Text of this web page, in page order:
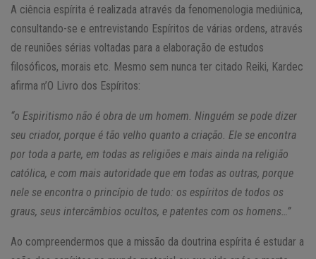
A ciência espírita é realizada através da fenomenologia mediúnica,
consultando-se e entrevistando Espíritos de várias ordens, através
de reuniões sérias voltadas para a elaboração de estudos
filosóficos, morais etc. Mesmo sem nunca ter citado Reiki, Kardec
afirma n’O Livro dos Espíritos:
“o Espiritismo não é obra de um homem. Ninguém se pode dizer
seu criador, porque é tão velho quanto a criação. Ele se encontra
por toda a parte, em todas as religiões e mais ainda na religião
católica, e com mais autoridade que em todas as outras, porque
nele se encontra o princípio de tudo: os espíritos de todos os
graus, seus intercâmbios ocultos, e patentes com os homens…”
Ao compreendermos que a missão da doutrina espírita é estudar a